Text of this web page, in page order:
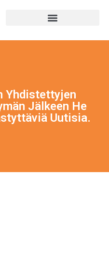
Yhdistettyjen
Jälkeen He
Uutisia.